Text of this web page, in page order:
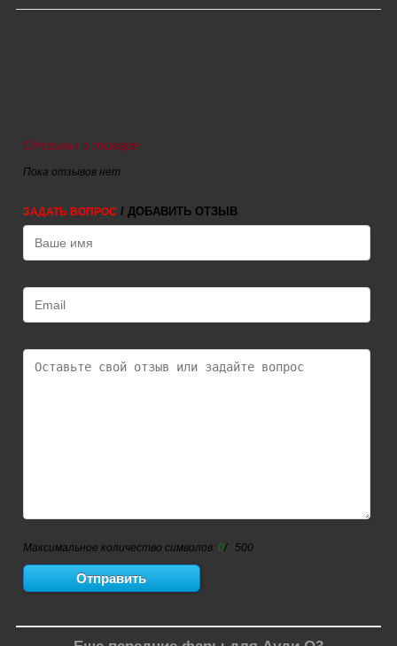
Отзывы о товаре
Пока отзывов нет
ЗАДАТЬ ВОПРОС / ДОБАВИТЬ ОТЗЫВ
Максимальное количество символов: 0/ 500